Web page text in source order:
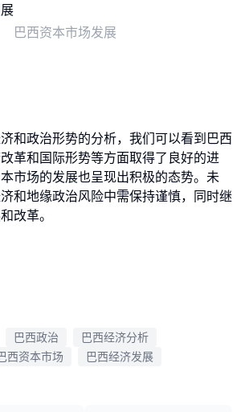
巴西资本市场发展
和政治形势的分析，我们可以看到巴西
革和国际形势等方面取得了良好的进
市场的发展也呈现出积极的态势。未
和地缘政治风险中需保持谨慎，同时继
改革。
巴西政治
巴西经济分析
西资本市场 巴西经济发展